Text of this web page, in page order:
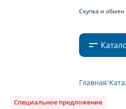
Скупка и обмен
Главная
Специальное предложение